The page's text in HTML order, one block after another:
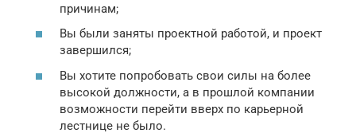
причинам;
Вы были заняты проектной работой, и проект
завершился;
Вы хотите попробовать свои силы на более
высокой должности, а в прошлой компании
возможности перейти вверх по карьерной
лестнице не было.